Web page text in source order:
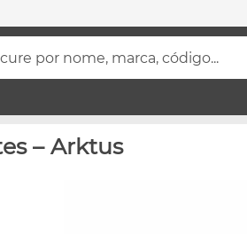
por nome, marca, código...
– Arktus